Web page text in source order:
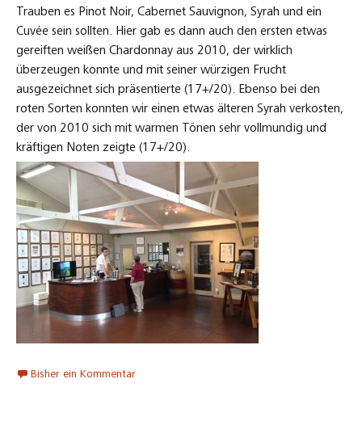
Trauben es Pinot Noir, Cabernet Sauvignon, Syrah und ein
Cuvée sein sollten. Hier gab es dann auch den ersten etwas
gereiften weißen Chardonnay aus 2010, der wirklich
überzeugen konnte und mit seiner würzigen Frucht
ausgezeichnet sich präsentierte (17+/20). Ebenso bei den
roten Sorten konnten wir einen etwas älteren Syrah verkosten,
der von 2010 sich mit warmen Tönen sehr vollmundig und
kräftigen Noten zeigte (17+/20).
Bisher ein Kommentar